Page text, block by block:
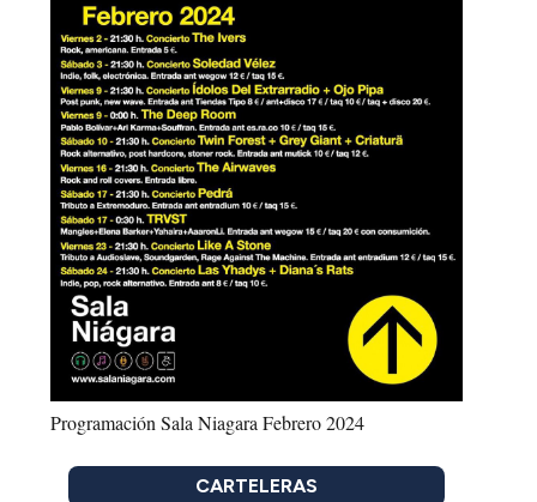
Programación Sala Niagara Febrero 2024
CARTELERAS